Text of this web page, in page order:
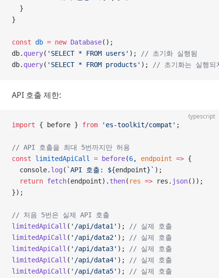
  }
}
const db = new Database();
db. query( 'SELECT * FROM users' );
// 초기화 실행됨
db. query( 'SELECT * FROM products' ); // 초기화는 실행되
API 호출 제한:
typescript
import { before } from 'es-toolkit/compat' ;
// API 호출을 최대 5번까지만 허용
const limitedApiCall = before(6, endpoint => {
  console.
log ( `API 호출: ${endpoint}` );
  return
fetch(endpoint). then( res => res. json());
});
// 처음 5번은 실제 API 호출
limitedApiCall ( '/api/data1' );
// 실제 호출
limitedApiCall ( '/api/data2' );
// 실제 호출
limitedApiCall ( '/api/data3' );
// 실제 호출
limitedApiCall ( '/api/data4' );
// 실제 호출
limitedApiCall ( '/api/data5' );
// 실제 호출